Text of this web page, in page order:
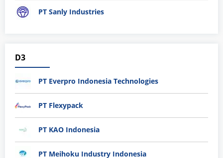
PT Sanly Industries
D3
PT Everpro Indonesia Technologies
PT Flexypack
PT KAO Indonesia
PT Meihoku Industry Indonesia